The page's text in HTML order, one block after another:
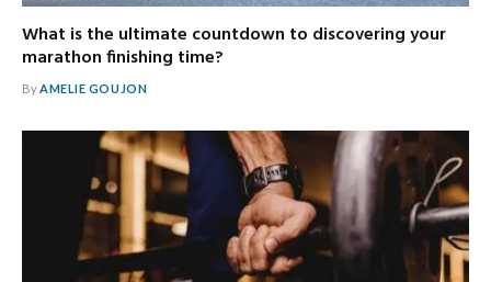
What is the ultimate countdown to discovering your
marathon finishing time?
ByAMELIE GOUJON